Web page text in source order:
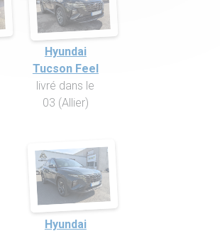
Hyundai
Tucson Feel
livré dans le
03 (Allier)
Hyundai